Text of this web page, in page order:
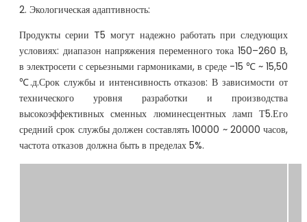
2. Экологическая адаптивность:
Продукты серии T5 могут надежно работать при следующих
условиях: диапазон напряжения переменного тока 150–260 В,
в электросети с серьезными гармониками, в среде -15 ℃ ~ 15,50
℃.д.Срок службы и интенсивность отказов: В зависимости от
технического уровня разработки и производства
высокоэффективных сменных люминесцентных ламп Т5.Его
средний срок службы должен составлять 10000 ~ 20000 часов,
частота отказов должна быть в пределах 5%.